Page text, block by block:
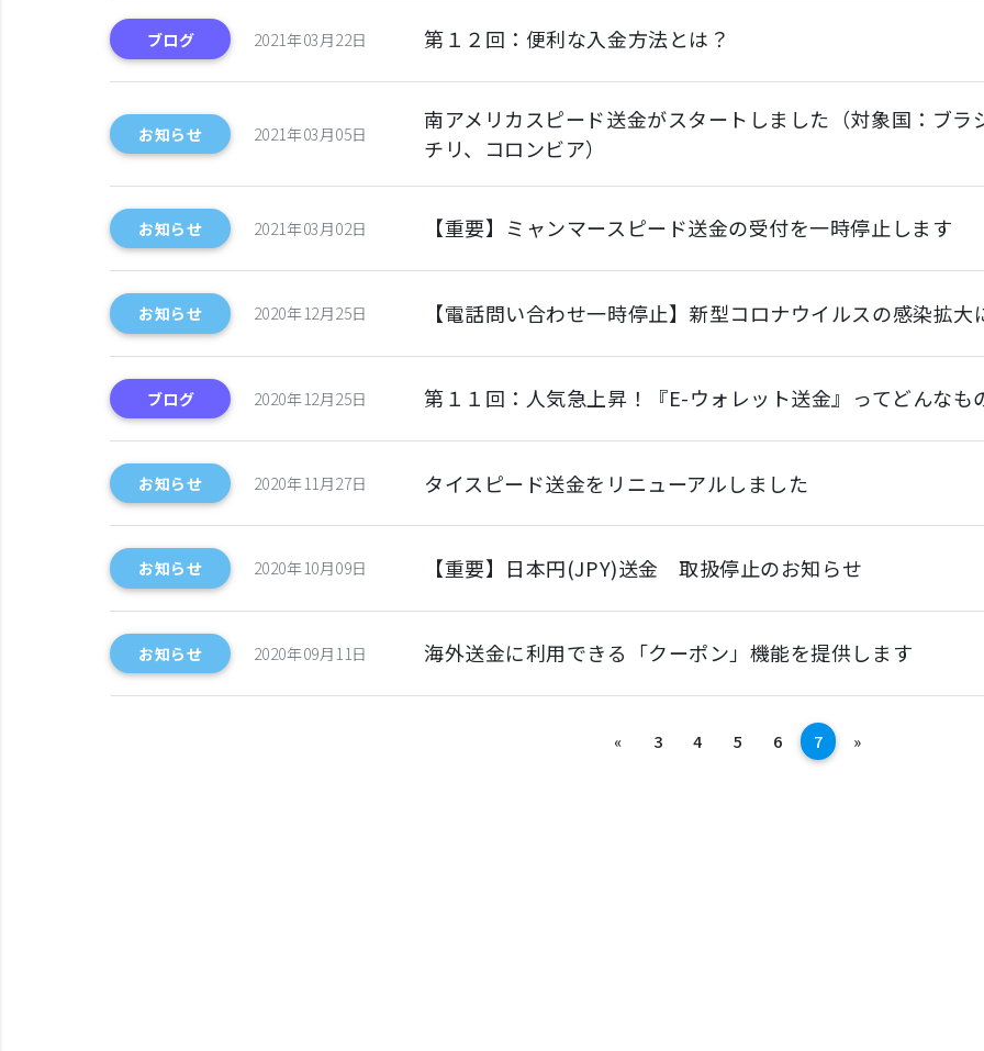
ブログ 2021年03月22日 第１２回：便利な入金方法とは？
お知らせ 2021年03月05日
南アメリカスピード送金がスタートしました（対象国：ブ
チリ、コロンビア）
お知らせ 2021年03月02日 【重要】ミャンマースピード送金の受付を一時停止します
お知らせ 2020年12月25日 【電話問い合わせ一時停止】新型コロナウイルスの感染拡
ブログ 2020年12月25日 第１１回：人気急上昇！『E-ウォレット送金』ってどんなも
お知らせ 2020年11月27日 タイスピード送金をリニューアルしました
お知らせ 2020年10月09日 【重要】日本円(JPY)送金 取扱停止のお知らせ
お知らせ 2020年09月11日 海外送金に利用できる「クーポン」機能を提供します
«前へ 3 4 5 6 7 »次へ